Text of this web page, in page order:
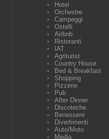
Hotel
Orchestre
Campeggi
Ostelli
Airbnb
Ristoranti
IAT
Agriturist
Country House
Bed & Breakfast
Shopping
Pizzerie
Pub
After Dinner
Discoteche
Benessere
Divertimenti
Auto/Moto
Media